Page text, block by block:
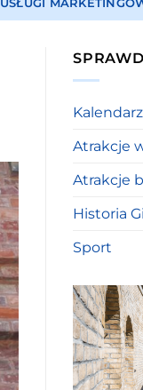
USŁUGI
Atrakcje
Atrakcje
Historia
Sport